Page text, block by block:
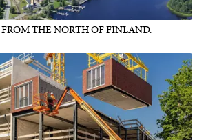
THE NORTH OF FINLAND.